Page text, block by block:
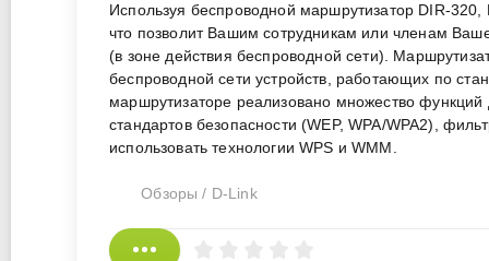
Используя беспроводной маршрутизатор DIR-
что позволит Вашим сотрудникам или членам
(в зоне действия беспроводной сети).
беспроводной сети устройств, работающих по
маршрутизаторе реализовано множество
стандартов безопасности (WEP, WPA/WPA2),
использовать технологии WPS и WMM.
Обзоры / D-Link